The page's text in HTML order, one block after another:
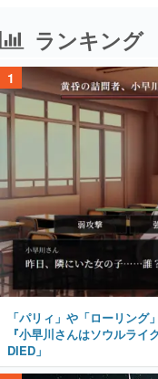
ランキング
1
「パリィ」や「ローリン
『小早川さんはソウルラ
DIED」